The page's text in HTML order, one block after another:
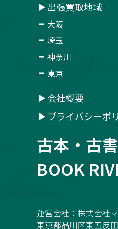
出張買取地域
大阪
埼玉
神奈川
東京
会社概要
プライバシーポ
古本・古書
BOOK
運営会社：株式会社
東京都品川区東五反